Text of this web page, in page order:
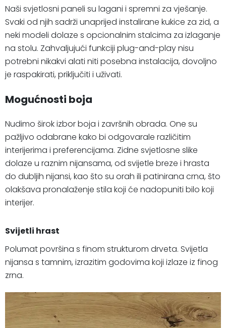
Naši svjetlosni paneli su lagani i spremni za vješanje.
Svaki od njih sadrži unaprijed instalirane kukice za zid, a
neki modeli dolaze s opcionalnim stalcima za izlaganje
na stolu. Zahvaljujući funkciji plug-and-play nisu
potrebni nikakvi alati niti posebna instalacija, dovoljno
je raspakirati, priključiti i uživati.
Mogućnosti boja
Nudimo širok izbor boja i završnih obrada. One su
pažljivo odabrane kako bi odgovarale različitim
interijerima i preferencijama. Zidne svjetlosne slike
dolaze u raznim nijansama, od svijetle breze i hrasta
do dubljih nijansi, kao što su orah ili patinirana crna, što
olakšava pronalaženje stila koji će nadopuniti bilo koji
interijer.
Svijetli hrast
Polumat površina s finom strukturom drveta. Svijetla
nijansa s tamnim, izrazitim godovima koji izlaze iz finog
zrna.